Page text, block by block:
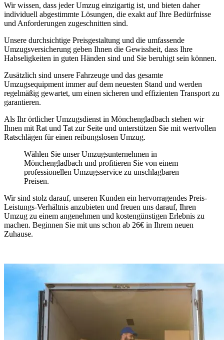
Wir wissen, dass jeder Umzug einzigartig ist, und bieten daher
individuell abgestimmte Lösungen, die exakt auf Ihre Bedürfnisse
und Anforderungen zugeschnitten sind.
Unsere durchsichtige Preisgestaltung und die umfassende
Umzugsversicherung geben Ihnen die Gewissheit, dass Ihre
Habseligkeiten in guten Händen sind und Sie beruhigt sein können.
Zusätzlich sind unsere Fahrzeuge und das gesamte
Umzugsequipment immer auf dem neuesten Stand und werden
regelmäßig gewartet, um einen sicheren und effizienten Transport zu
garantieren.
Als Ihr örtlicher Umzugsdienst in Mönchengladbach stehen wir
Ihnen mit Rat und Tat zur Seite und unterstützen Sie mit wertvollen
Ratschlägen für einen reibungslosen Umzug.
Wählen Sie unser Umzugsunternehmen in
Mönchengladbach und profitieren Sie von einem
professionellen Umzugsservice zu unschlagbaren
Preisen.
Wir sind stolz darauf, unseren Kunden ein hervorragendes Preis-
Leistungs-Verhältnis anzubieten und freuen uns darauf, Ihren
Umzug zu einem angenehmen und kostengünstigen Erlebnis zu
machen. Beginnen Sie mit uns schon ab 26€ in Ihrem neuen
Zuhause.